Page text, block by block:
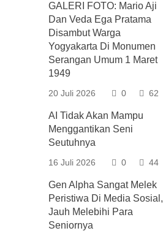
GALERI FOTO: Mario Aji
Dan Veda Ega Pratama
Disambut Warga
Yogyakarta Di Monumen
Serangan Umum 1 Maret
1949
20 Juli 2026 0 62
AI Tidak Akan Mampu
Menggantikan Seni
Seutuhnya
16 Juli 2026 0 44
Gen Alpha Sangat Melek
Peristiwa Di Media Sosial,
Jauh Melebihi Para
Seniornya